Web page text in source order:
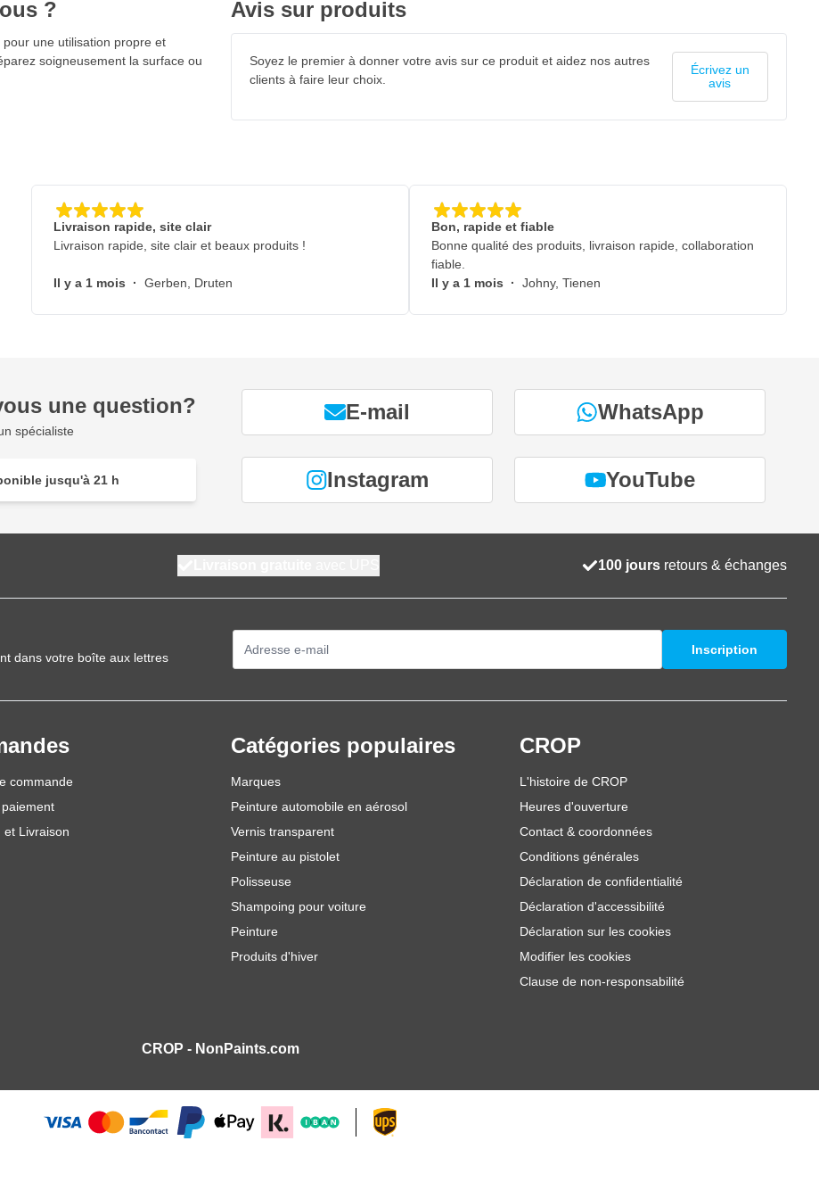
constituent donc un choix idéal
?
une utilisation propre et
soigneusement la surface ou
Avis sur produits
Soyez le premier à donner votre avis sur ce produit et aidez nos autres
clients à faire leur choix.
Écrivez un
avis
Livraison rapide, site clair
Livraison rapide, site clair et beaux produits !
Il y a 1 mois · Gerben, Druten
Bon, rapide et fiable
Bonne qualité des produits, livraison rapide, collaboration
fiable.
Il y a 1 mois · Johny, Tienen
une question?
spécialiste
jusqu'à 21 h
E-mail WhatsApp
Instagram YouTube
100 jours retours & échanges
dans votre boîte aux lettres
Inscription
commande
et Livraison
Catégories populaires
Marques
Peinture automobile en aérosol
Vernis transparent
Peinture au pistolet
Polisseuse
Shampoing pour voiture
Peinture
Produits d'hiver
CROP
L'histoire de CROP
Heures d'ouverture
Contact & coordonnées
Conditions générales
Déclaration de confidentialité
Déclaration d'accessibilité
Déclaration sur les cookies
Modifier les cookies
Clause de non-responsabilité
CROP - NonPaints.com